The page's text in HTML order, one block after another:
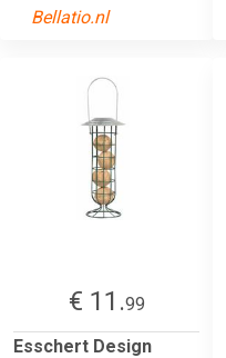
Bellatio.nl
€ 11.99
Esschert Design